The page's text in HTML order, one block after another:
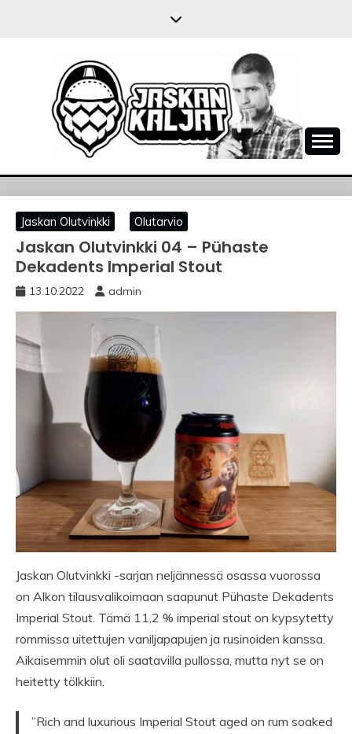
JASKANKALJAT
Jaskan Olutvinkki Olutarvio
Jaskan Olutvinkki 04 – Pühaste
Dekadents Imperial Stout
13.10.2022 admin
Jaskan Olutvinkki -sarjan neljännessä osassa vuorossa
on Alkon tilausvalikoimaan saapunut Pühaste Dekadents
Imperial Stout. Tämä 11,2 % imperial stout on kypsytetty
rommissa uitettujen vaniljapapujen ja rusinoiden kanssa.
Aikaisemmin olut oli saatavilla pullossa, mutta nyt se on
heitetty tölkkiin.
”Rich and luxurious Imperial Stout aged on rum soaked